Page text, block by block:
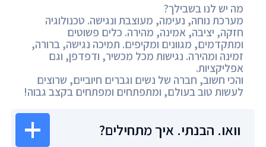
מה יש לנו בשבילך?
מערכת נוחה, נעימה, מעוצבת ונגישה. טכנולוגיה
חזקה, יציבה, אמינה, מהירה. כלים פשוטים
ומתקדמים, מגוונים ומקיפים. תמיכה נגישה, ברורה,
זמינה ומהירה. נגישות מכל מכשיר, ודפדפן, וגם
אפליקציות.
והכי חשוב, חברה של נשים וגברים חיוביים, שרוצים
לעשות טוב בעולם, ומתפתחים ומפתחים בקצב גבוה!
וואו. הבנתי. איך מתחילים?